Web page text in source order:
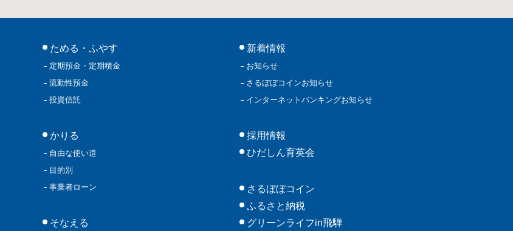
ためる・ふやす
定期預金・定期積金
流動性預金
投資信託
かりる
自由な使い道
目的別
事業者ローン
そなえる
新着情報
お知らせ
さるぼぼコインお知らせ
インターネットバンキングお知らせ
採用情報
ひだしん育英会
さるぼぼコイン
ふるさと納税
グリーンライフin飛騨